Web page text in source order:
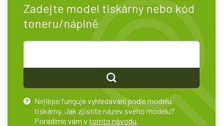
Zadejte model tiskárny nebo kód
toneru/náplně
?
Nejlépe funguje vyhledávání podle modelu
tiskárny. Jak zjistíte název svého modelu?
Poradíme vám vtomto návodu